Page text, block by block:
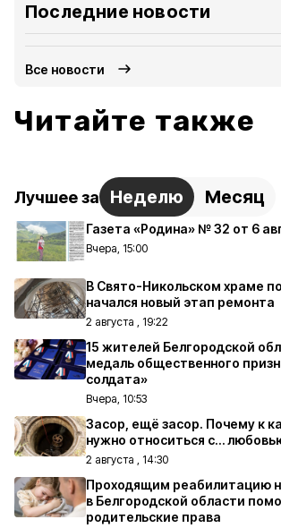
Последние новости
Все новости
Читайте также
Лучшее за Неделю Месяц
Газета «Родина» № 32 от 6
Вчера, 15:00
В Свято-Никольском храме
начался новый этап ремонта
2 августа , 19:22
15 жителей Белгородской
медаль общественного
солдата»
Вчера, 10:53
Засор, ещё засор. Почему к
нужно относиться с…
2 августа , 14:30
Проходящим реабилитацию
в Белгородской области
родительские права